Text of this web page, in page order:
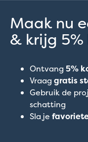
Maak nu
& krijg
Ontvang 5%
Vraag gratis
Gebruik de
schatting
Sla je